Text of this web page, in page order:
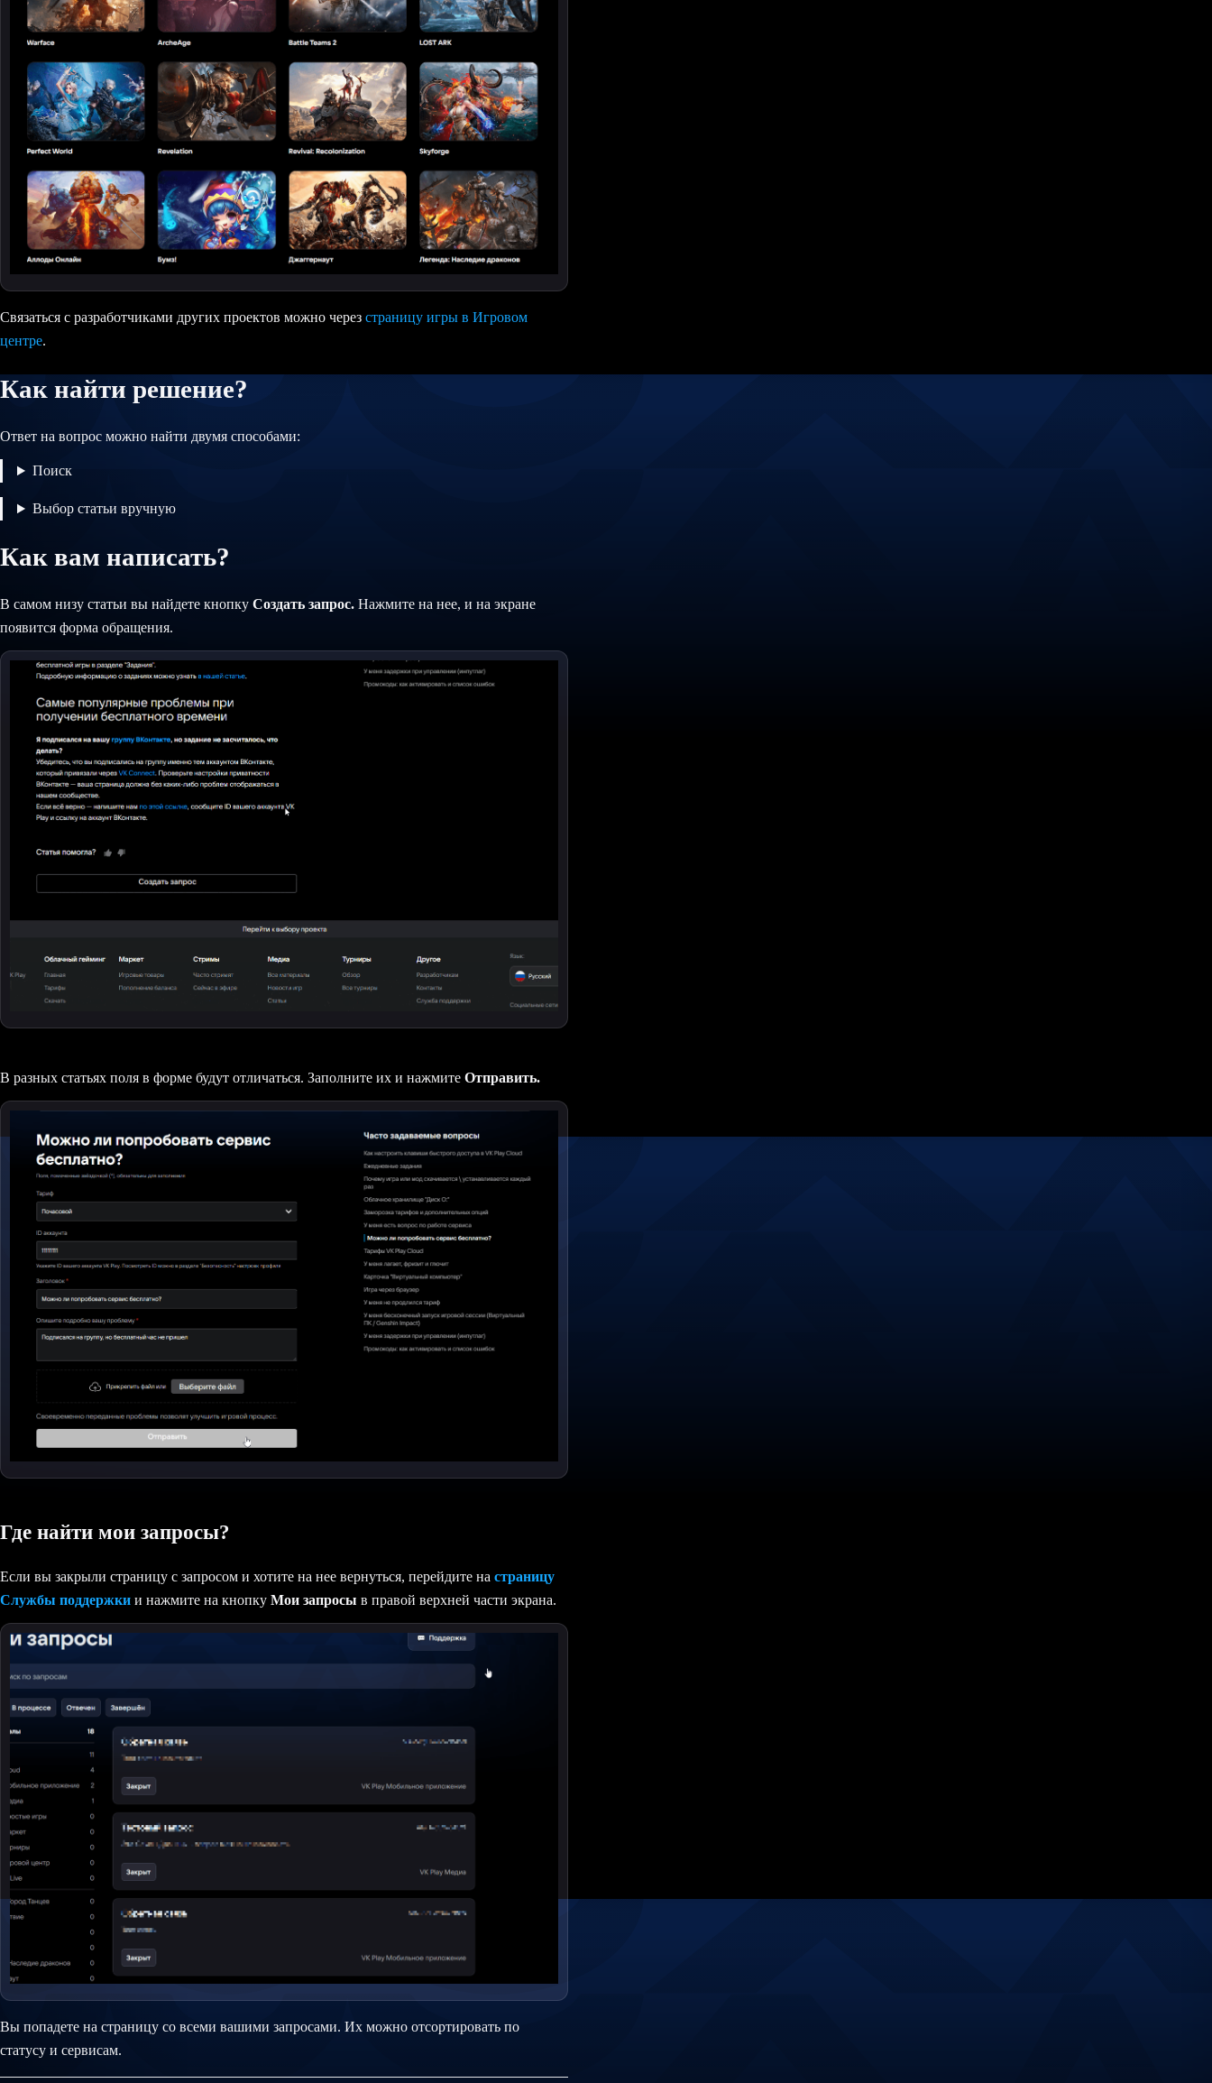
Связаться с разработчиками других проектов можно через страницу игры в Игровом
центре.
Как найти решение?
Ответ на вопрос можно найти двумя способами:
Поиск
Выбор статьи вручную
Как вам написать?
В самом низу статьи вы найдете кнопку Создать запрос. Нажмите на нее, и на экране
появится форма обращения.
В разных статьях поля в форме будут отличаться. Заполните их и нажмите Отправить.
Где найти мои запросы?
Если вы закрыли страницу с запросом и хотите на нее вернуться, перейдите на страницу
Службы поддержки и нажмите на кнопку Мои запросы в правой верхней части экрана.
Вы попадете на страницу со всеми вашими запросами. Их можно отсортировать по
статусу и сервисам.